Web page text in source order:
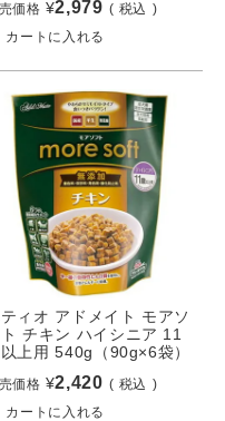
価格 ¥2,979
税込
カートに入れる
ィオ アドメイト モアソ
チキン ハイシニア 11
上用 540g（90g×6袋）
価格 ¥2,420
税込
カートに入れる